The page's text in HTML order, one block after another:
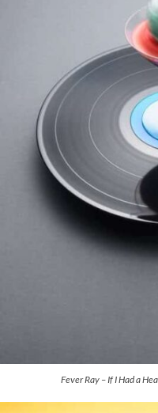
Fever Ray – If I Had a